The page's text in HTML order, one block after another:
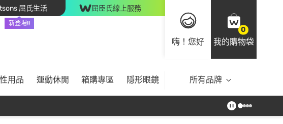
屈氏生活
新登場!!
屈臣氏線上服務
嗨！您好
0
我的購物袋
用品 運動休閒 箱購專區 隱形眼鏡 所有品牌